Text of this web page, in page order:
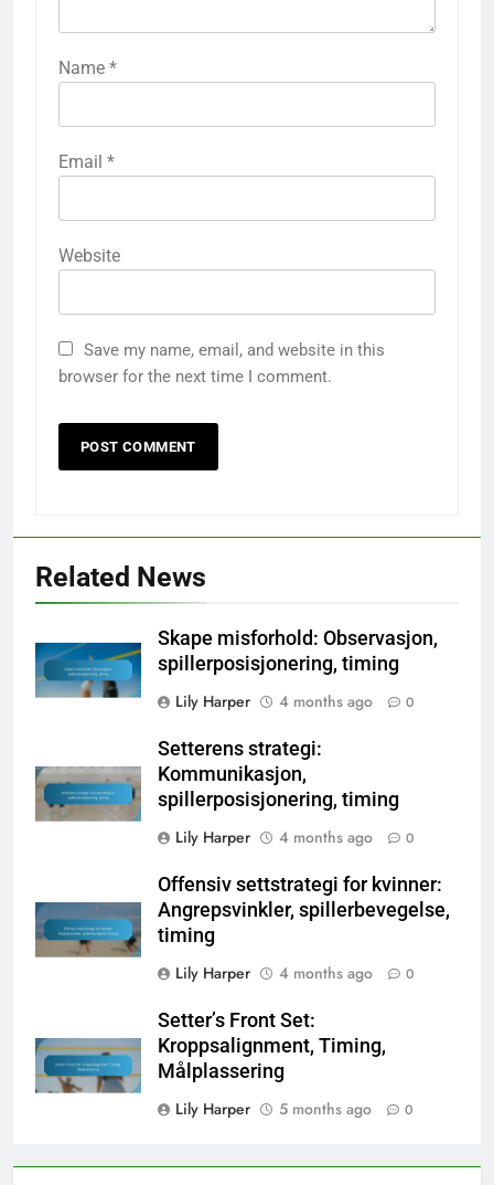
Name *
Email *
Website
Save my name, email, and website in this
browser for the next time I comment.
Related News
Skape misforhold: Observasjon,
spillerposisjonering, timing
Lily Harper
4 months ago 0
Setterens strategi:
Kommunikasjon,
spillerposisjonering, timing
Lily Harper
4 months ago 0
Offensiv settstrategi for kvinner:
Angrepsvinkler, spillerbevegelse,
timing
Lily Harper
4 months ago 0
Setter’s Front Set:
Kroppsalignment, Timing,
Målplassering
Lily Harper
5 months ago 0